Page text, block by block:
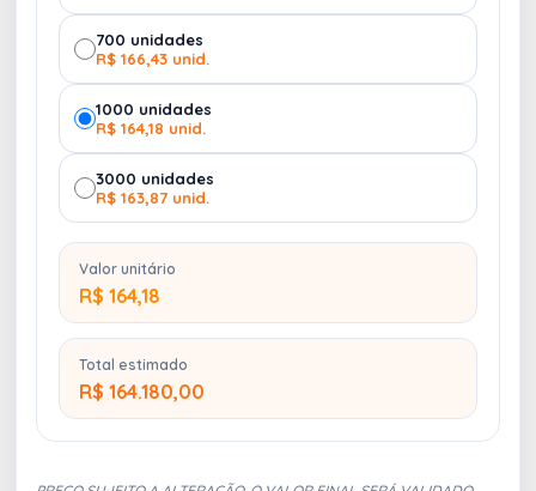
700 unidades
R$ 166,43 unid.
1000 unidades
R$ 164,18 unid.
3000 unidades
R$ 163,87 unid.
Valor unitário
R$ 164,18
Total estimado
R$ 164.180,00